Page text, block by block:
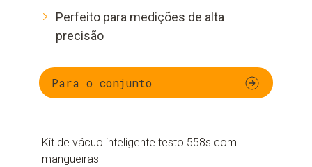
Perfeito para medições de alta
precisão
Para o conjunto
Kit de vácuo inteligente testo 558s com
mangueiras